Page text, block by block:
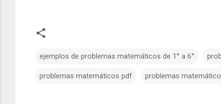
ejemplos de problemas matemáticos de 1° a 6°
problemas matemáticos pdf problemas